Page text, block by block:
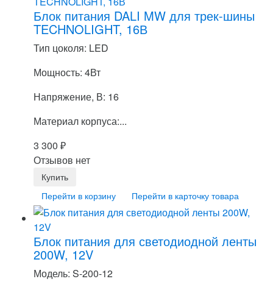
Блок питания DALI MW для трек-шины
TECHNOLIGHT, 16В
Тип цоколя: LED
Мощность: 4Вт
Напряжение, В: 16
Материал корпуса:...
3 300 ₽
Отзывов нет
Перейти в корзину Перейти в карточку товара
Блок питания для светодиодной ленты
200W, 12V
Модель: S-200-12